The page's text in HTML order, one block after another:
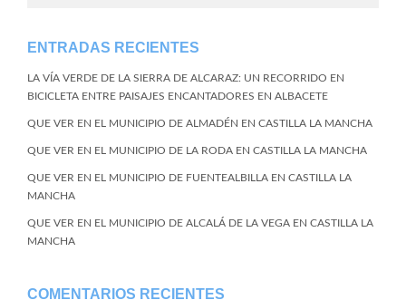
ENTRADAS RECIENTES
LA VÍA VERDE DE LA SIERRA DE ALCARAZ: UN RECORRIDO EN
BICICLETA ENTRE PAISAJES ENCANTADORES EN ALBACETE
QUE VER EN EL MUNICIPIO DE ALMADÉN EN CASTILLA LA MANCHA
QUE VER EN EL MUNICIPIO DE LA RODA EN CASTILLA LA MANCHA
QUE VER EN EL MUNICIPIO DE FUENTEALBILLA EN CASTILLA LA
MANCHA
QUE VER EN EL MUNICIPIO DE ALCALÁ DE LA VEGA EN CASTILLA LA
MANCHA
COMENTARIOS RECIENTES